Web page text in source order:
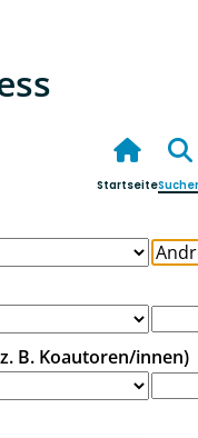
Startseite
B. Koautoren/innen)